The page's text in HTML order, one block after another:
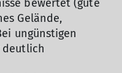
bewertet (gute
Gelände,
ungünstigen
deutlich